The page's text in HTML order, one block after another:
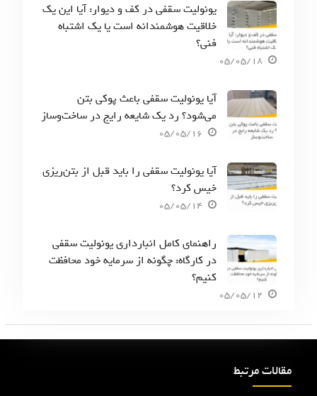
یونولیت سقفی در کف و دیوار: آیا این یک
خلاقیت هوشمندانه است یا یک اشتباه
فنی؟
05/05/18
آیا یونولیت سقفی باعث پوکی بتن
می‌شود؟ رد یک شایعه رایج در ساخت‌وساز
05/05/16
آیا یونولیت سقفی را باید قبل از بتن‌ریزی
خیس کرد؟
05/05/14
راهنمای کامل انبارداری یونولیت سقفی
در کارگاه: چگونه از سرمایه خود محافظت
کنیم؟
05/05/12
مقالات مرتبط